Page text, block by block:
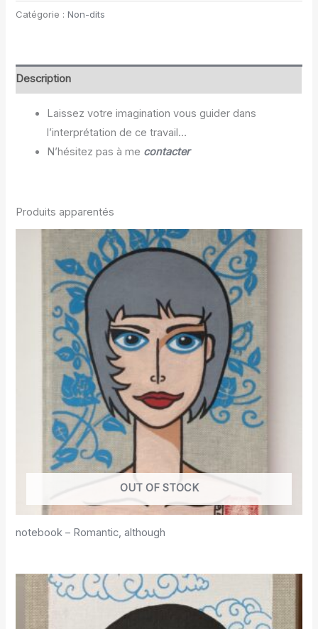
Catégorie :Non-dits
Description
Laissez votre imagination vous guider dans
l’interprétation de ce travail…
N’hésitez pas à me contacter
Produits apparentés
OUT OF STOCK
notebook – Romantic, although